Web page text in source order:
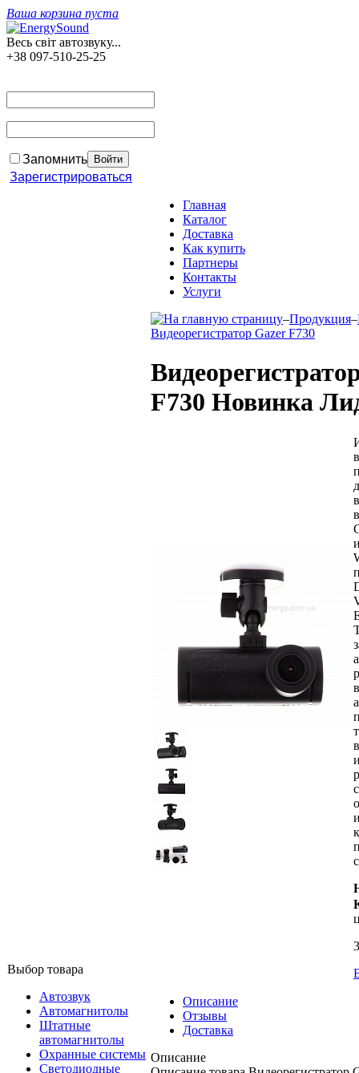
Ваша корзина пуста
Весь світ автозвуку...
+38 097-510-25-25
Запомнить
Зарегистрироваться
Выбор товара
Автозвук
Автомагнитолы
Штатные
автомагнитолы
Охранные системы
Светодиодные
Главная
Каталог
Доставка
Как купить
Партнеры
Контакты
Услуги
–Продукция–
Видеорегистратор Gazer F730
F730 Новинка
Описание
Отзывы
Доставка
Описание